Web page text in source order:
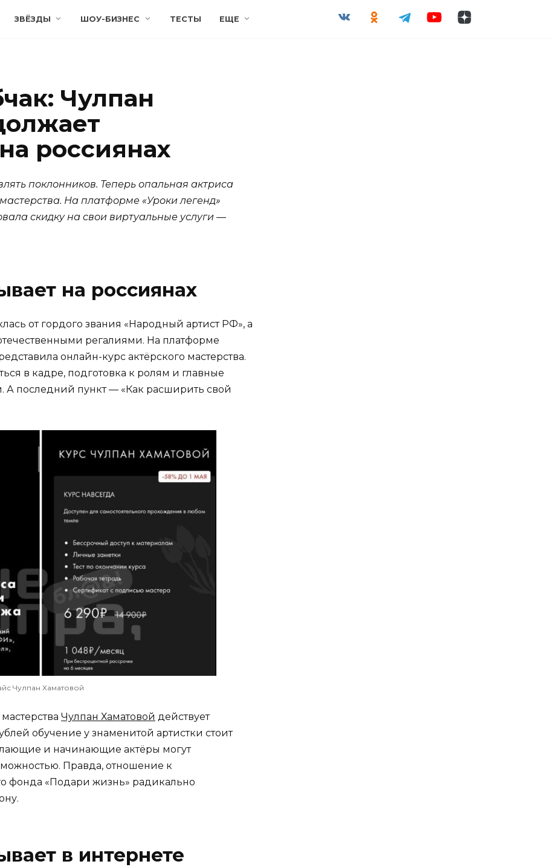
ЗВЁЗДЫ ШОУ-БИЗНЕС ТЕСТЫ ЕЩЕ
Чулпан
россиянах
поклонников. Теперь опальная актриса
На платформе «Уроки легенд»
скидку на свои виртуальные услуги —
на россиянах
от гордого звания «Народный артист РФ», а
регалиями. На платформе
онлайн-курс актёрского мастерства.
в кадре, подготовка к ролям и главные
последний пункт — «Как расширить свой
Чулпан Хаматовой
Чулпан Хаматовой действует
обучение у знаменитой артистки стоит
и начинающие актёры могут
Правда, отношение к
фонда «Подари жизнь» радикально
в интернете